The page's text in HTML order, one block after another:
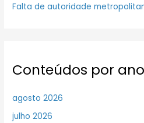
Falta de autoridade
Conteúdos por ano
agosto 2026
julho 2026